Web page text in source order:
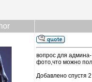
вопрос для
фото,что можно
Добавлено спустя